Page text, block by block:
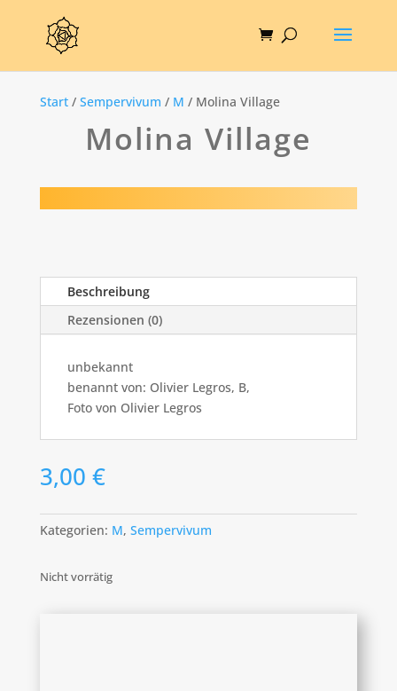
Start/ Sempervivum / M / Molina Village
Molina Village
Beschreibung
Rezensionen (0)
unbekannt
benannt von: Olivier Legros, B,
Foto von Olivier Legros
3,00 €
Kategorien: M, Sempervivum
Nicht vorrätig